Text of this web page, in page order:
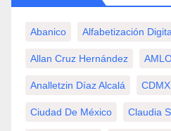
Abanico Alfabetización
Allan Cruz Hernández
Analletzin Díaz Alcalá CDMX
Ciudad De México Claudia